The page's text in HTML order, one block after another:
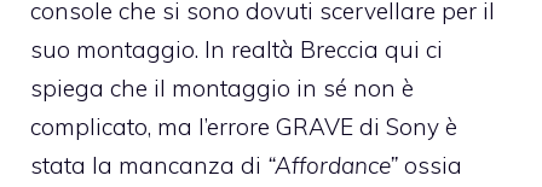
console che si sono dovuti scervellare per il
suo montaggio. In realtà Breccia qui ci
spiega che il montaggio in sé non è
complicato, ma l’errore GRAVE di Sony è
stata la mancanza di “Affordance” ossia